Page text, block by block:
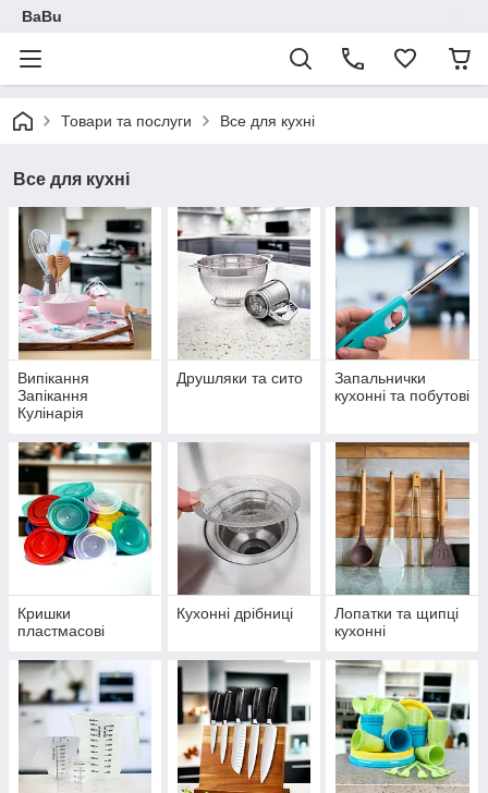
BaBu
Товари та послуги Все для кухні
Все для кухні
Випікання
Запікання
Кулінарія
Друшляки та сито
Запальнички
кухонні та побутові
Кришки
пластмасові
Кухонні дрібниці
Лопатки та щипці
кухонні